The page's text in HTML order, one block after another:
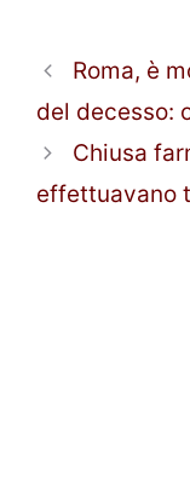
Roma, è
del decesso:
Chiusa
effettuavano